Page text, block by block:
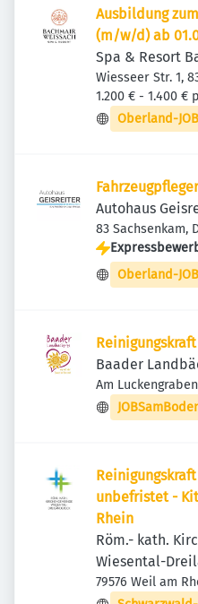
Ausbildung
(m/w/d) ab
Spa & Resort
Wiesseer Str. 1,
1.200 € - 1.400 €
Oberland-
Autohaus
83 Sachsenkam,
Oberland-
Baader
Am
Deutschland
unbefristet -
Rhein
Röm.- kath.
Wiesental-
79576 Weil am